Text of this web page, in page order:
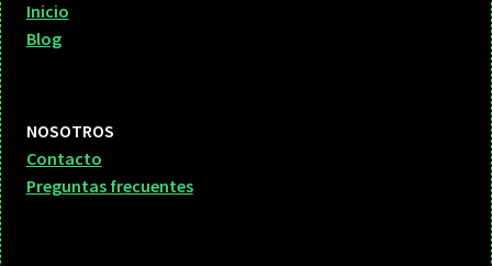
Inicio
Blog
NOSOTROS
Contacto
Preguntas frecuentes